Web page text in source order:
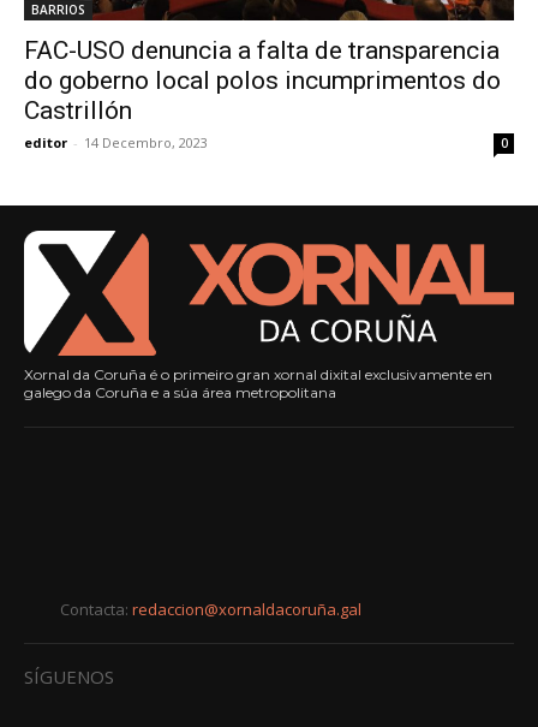
BARRIOS
FAC-USO denuncia a falta de transparencia
do goberno local polos incumprimentos do
Castrillón
editor - 14 Decembro, 2023 0
Xornal da Coruña é o primeiro gran xornal dixital exclusivamente en
galego da Coruña e a súa área metropolitana
Contacta: redaccion@xornaldacoruña.gal
SÍGUENOS